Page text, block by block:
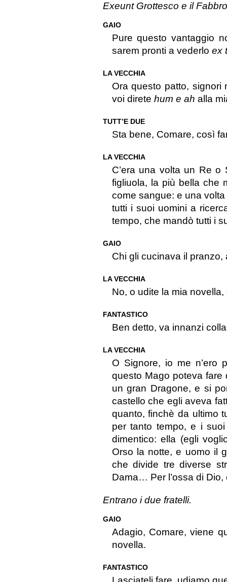
Exeunt Grottesco e il
GAIO
Pure questo vantaggio
sarem pronti a vederlo ex
LA VECCHIA
Ora questo patto, signori
voi direte hum e ah alla
TUTT’E DUE
Sta bene, Comare, così
LA VECCHIA
C’era una volta un Re
figliuola, la più bella che
come sangue: e una
tutti i suoi uomini a
tempo, che mandò tutti i
GAIO
Chi gli cucinava il pranzo,
LA VECCHIA
No, o udite la mia
FANTASTICO
Ben detto, va innanzi
LA VECCHIA
O Signore, io me n’ero
questo Mago poteva
un gran Dragone, e si
castello che egli aveva
quanto, finchè da ultimo
per tanto tempo, e i
dimentico: ella (egli
Orso la notte, e uomo il
che divide tre diverse
Dama… Per l’ossa di Dio,
Entrano i due fratelli.
GAIO
Adagio, Comare, viene
novella.
FANTASTICO